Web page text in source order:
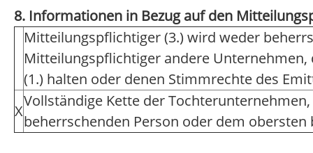
8. Informationen in Bezug auf den
Mitteilungspflichtiger (3.) wird weder
Mitteilungspflichtiger andere
(1.) halten oder denen Stimmrechte des
X
Vollständige Kette der
beherrschenden Person oder dem